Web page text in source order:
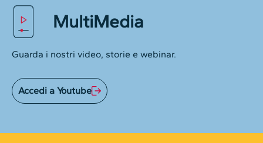
MultiMedia
Guarda i nostri video, storie e webinar.
Accedi a Youtube